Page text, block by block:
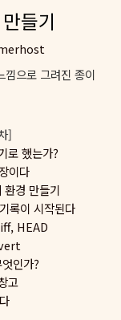
들기
]
했는가?
이다
경 만들기
이 시작된다
HEAD
인가?
고